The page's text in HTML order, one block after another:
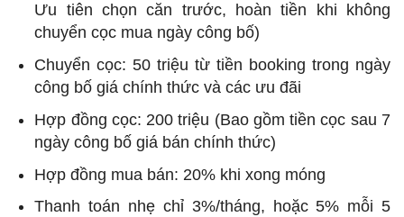
Ưu tiên chọn căn trước, hoàn tiền khi không
chuyển cọc mua ngày công bố)
Chuyển cọc: 50 triệu từ tiền booking trong ngày
công bố giá chính thức và các ưu đãi
Hợp đồng cọc: 200 triệu (Bao gồm tiền cọc sau 7
ngày công bố giá bán chính thức)
Hợp đồng mua bán: 20% khi xong móng
Thanh toán nhẹ chỉ 3%/tháng, hoặc 5% mỗi 5